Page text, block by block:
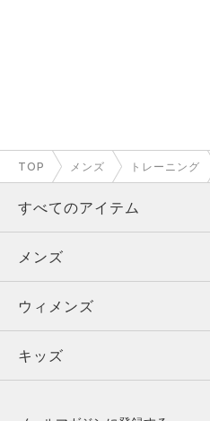
✔︎ 屋外でも安心の紫外線カット
身体の形が出るのが嫌な方は上
筋肉の動き・ブレを抑えるだけ
TOP メンズ トレーニング
すべてのアイテム
メンズ
ウィメンズ
キッズ
メンズ
トップス
ボトムス
ウィメンズ
トップス
キッズ